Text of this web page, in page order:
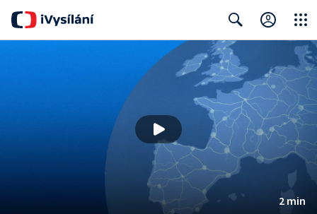
Search Close
2 min